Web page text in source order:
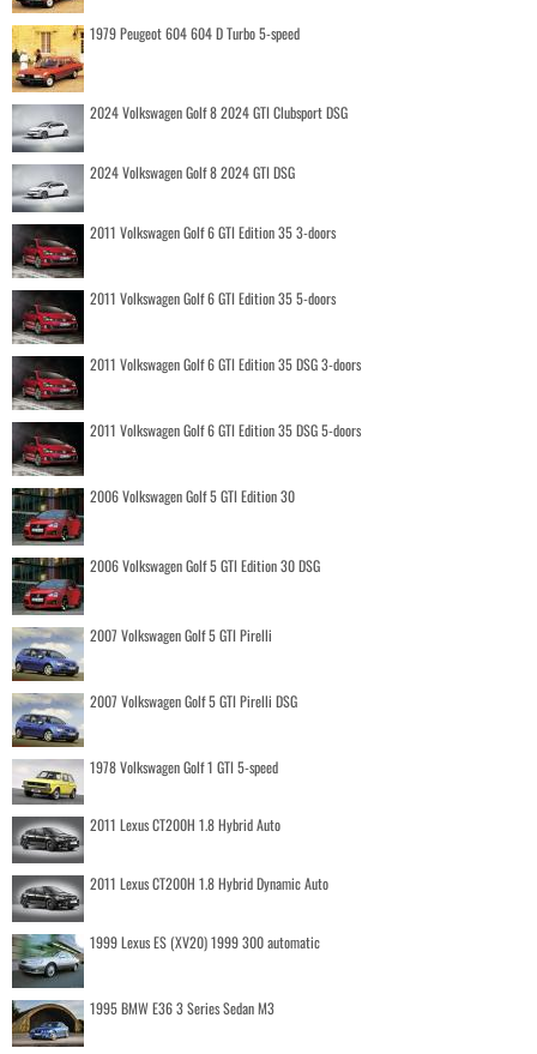
1979 Peugeot 604 604 D Turbo 5-speed
2024 Volkswagen Golf 8 2024 GTI Clubsport DSG
2024 Volkswagen Golf 8 2024 GTI DSG
2011 Volkswagen Golf 6 GTI Edition 35 3-doors
2011 Volkswagen Golf 6 GTI Edition 35 5-doors
2011 Volkswagen Golf 6 GTI Edition 35 DSG 3-doors
2011 Volkswagen Golf 6 GTI Edition 35 DSG 5-doors
2006 Volkswagen Golf 5 GTI Edition 30
2006 Volkswagen Golf 5 GTI Edition 30 DSG
2007 Volkswagen Golf 5 GTI Pirelli
2007 Volkswagen Golf 5 GTI Pirelli DSG
1978 Volkswagen Golf 1 GTI 5-speed
2011 Lexus CT200H 1.8 Hybrid Auto
2011 Lexus CT200H 1.8 Hybrid Dynamic Auto
1999 Lexus ES (XV20) 1999 300 automatic
1995 BMW E36 3 Series Sedan M3